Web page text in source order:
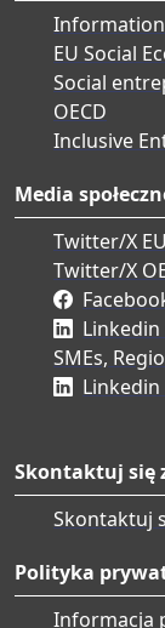
Information
EU Social
Social
OECD
Inclusive
Media
Twitter/X
Twitter/X
SMEs,
Linkedin
Skontaktuj się
Skontaktuj
Polityka
Informacja